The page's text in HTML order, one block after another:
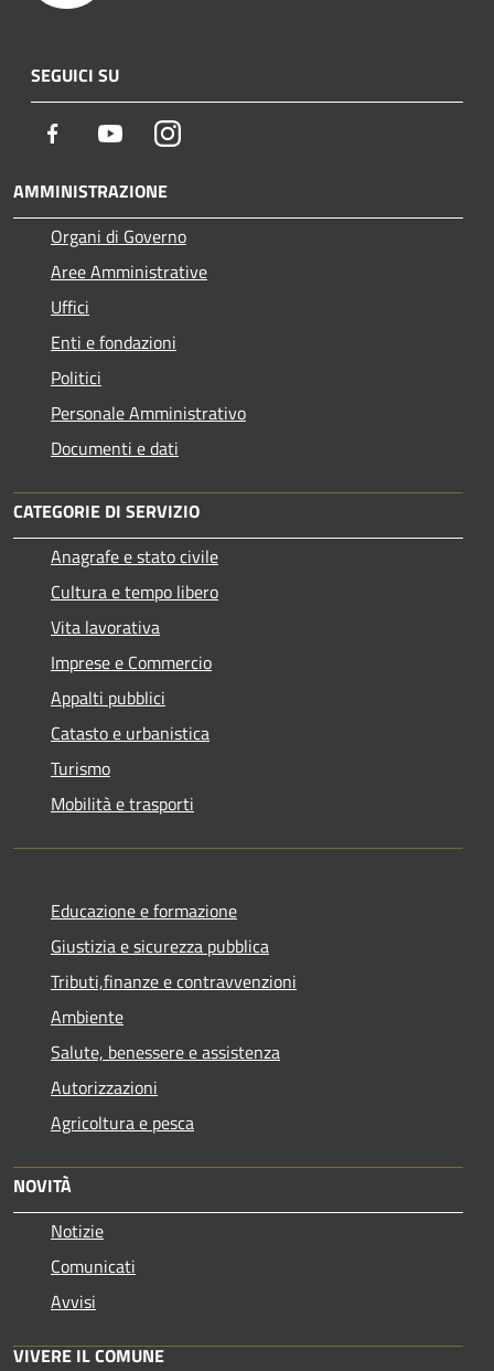
SEGUICI SU
Facebook YoutubeInstagram
AMMINISTRAZIONE
Organi di Governo
Aree Amministrative
Uffici
Enti e fondazioni
Politici
Personale Amministrativo
Documenti e dati
CATEGORIE DI SERVIZIO
Anagrafe e stato civile
Cultura e tempo libero
Vita lavorativa
Imprese e Commercio
Appalti pubblici
Catasto e urbanistica
Turismo
Mobilità e trasporti
Educazione e formazione
Giustizia e sicurezza pubblica
Tributi,finanze e contravvenzioni
Ambiente
Salute, benessere e assistenza
Autorizzazioni
Agricoltura e pesca
NOVITÀ
Notizie
Comunicati
Avvisi
VIVERE IL COMUNE